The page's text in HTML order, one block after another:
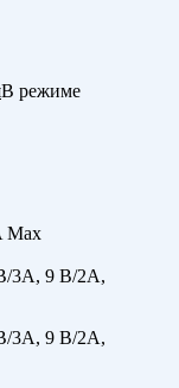
В режиме
Max
3A, 9 В/2A,
3A, 9 В/2A,